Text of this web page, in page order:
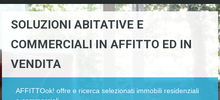
SOLUZIONI ABITATIVE E
COMMERCIALI IN AFFITTO ED IN
VENDITA
AFFITTOok! offre e ricerca selezionati immobili residenziali